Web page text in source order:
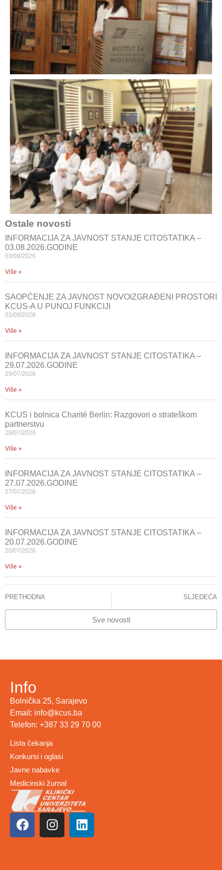
Ostale novosti
INFORMACIJA ZA JAVNOST STANJE CITOSTATIKA –
03.08.2026.GODINE
03/08/2026
Više »
SAOPĆENJE ZA JAVNOST NOVOIZGRAĐENI PROSTORI
KCUS-A U PUNOJ FUNKCIJI
01/08/2026
Više »
INFORMACIJA ZA JAVNOST STANJE CITOSTATIKA –
29.07.2026.GODINE
29/07/2026
Više »
KCUS i bolnica Charité Berlin: Razgovori o strateškom
partnerstvu
28/07/2026
Više »
INFORMACIJA ZA JAVNOST STANJE CITOSTATIKA –
27.07.2026.GODINE
27/07/2026
Više »
INFORMACIJA ZA JAVNOST STANJE CITOSTATIKA –
20.07.2026.GODINE
20/07/2026
Više »
PRETHODNA SLJEDEĆA
Sve novosti
Info
Bolnička 25, Sarajevo
Email: info@kcus.ba
Telefon: +387 33 29 70 00
Lista čekanja
Konkursi i oglasi
Javne nabavke
Medicinski žurnal